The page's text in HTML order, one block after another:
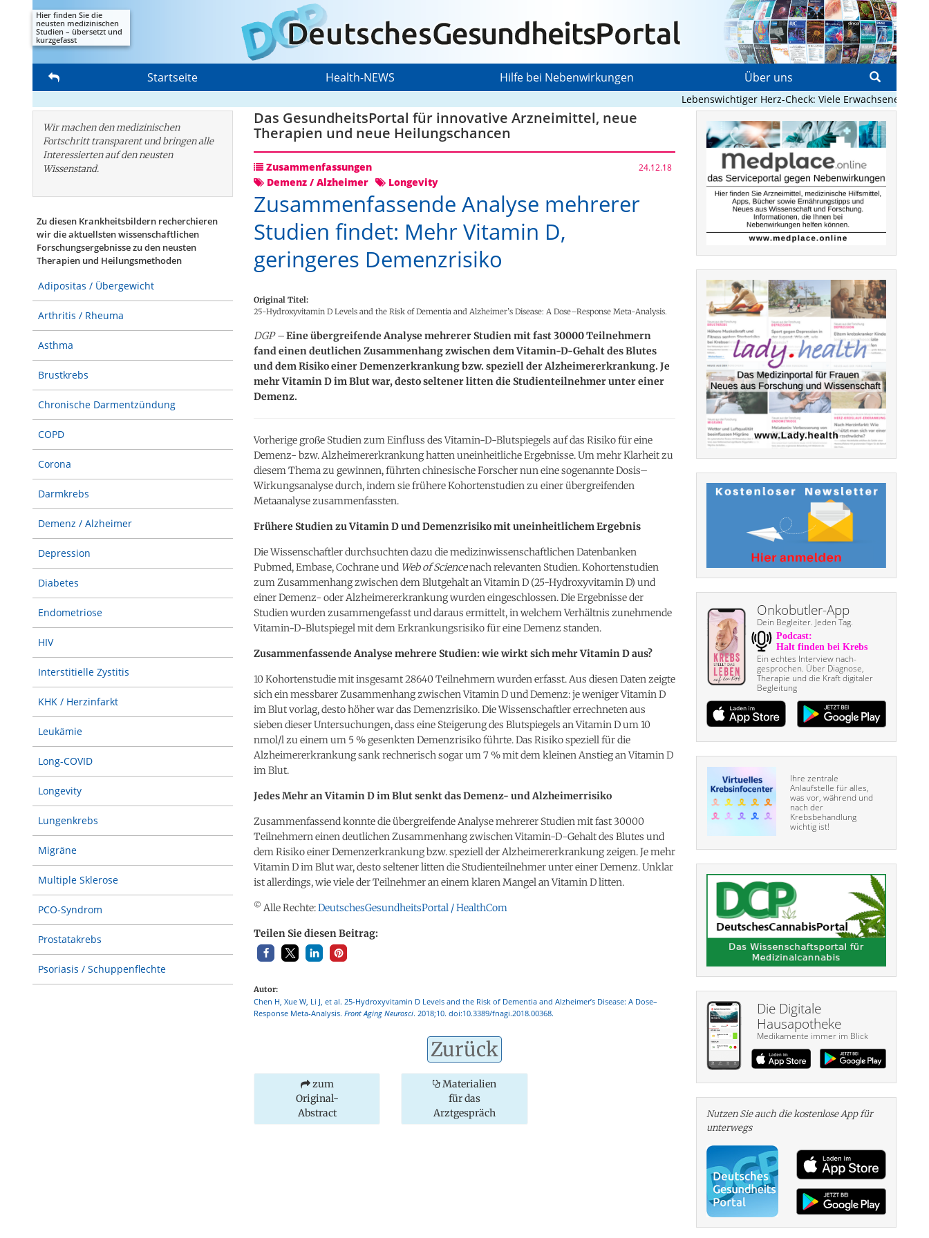
Hier finden Sie die
neusten medizinischen
Studien – übersetzt und
kurzgefasst
Startseite Health-NEWS Hilfe bei Nebenwirkungen Über uns
Lebenswichtiger Herz-Check: Viele Erwachsene mit
Wir machen den medizinischen
Fortschritt transparent und bringen alle
Interessierten auf den neusten
Wissenstand.
Zu diesen Krankheitsbildern recherchieren
wir die aktuellsten wissenschaftlichen
Forschungs­ergebnisse zu den neusten
Therapien und Heilungsmethoden
Adipositas / Übergewicht
Arthritis / Rheuma
Asthma
Brustkrebs
Chronische Darmentzündung
COPD
Corona
Darmkrebs
Demenz / Alzheimer
Depression
Diabetes
Endometriose
HIV
Interstitielle Zystitis
KHK / Herzinfarkt
Leukämie
Long-COVID
Longevity
Lungenkrebs
Migräne
Multiple Sklerose
PCO-Syndrom
Prostatakrebs
Psoriasis / Schuppenflechte
Das GesundheitsPortal für innovative Arzneimittel, neue
Therapien und neue Heilungschancen
Zusammenfassungen 24.12.18
Demenz / Alzheimer Longevity
Zusammenfassende Analyse mehrerer
Studien findet: Mehr Vitamin D,
geringeres Demenzrisiko
Original Titel:
25-Hydroxyvitamin D Levels and the Risk of Dementia and Alzheimer’s Disease: A Dose–Response Meta-Analysis.
DGP –Eine übergreifende Analyse mehrerer Studien mit fast 30000 Teilnehmern
fand einen deutlichen Zusammenhang zwischen dem Vitamin-D-Gehalt des Blutes
und dem Risiko einer Demenzerkrankung bzw. speziell der Alzheimererkrankung. Je
mehr Vitamin D im Blut war, desto seltener litten die Studienteilnehmer unter einer
Demenz.
Vorherige große Studien zum Einfluss des Vitamin-D-Blutspiegels auf das Risiko für eine
Demenz- bzw. Alzheimererkrankung hatten uneinheitliche Ergebnisse. Um mehr Klarheit zu
diesem Thema zu gewinnen, führten chinesische Forscher nun eine sogenannte Dosis–
Wirkungsanalyse durch, indem sie frühere Kohortenstudien zu einer übergreifenden
Metaanalyse zusammenfassten.
Frühere Studien zu Vitamin D und Demenzrisiko mit uneinheitlichem Ergebnis
Die Wissenschaftler durchsuchten dazu die medizinwissenschaftlichen Datenbanken
Pubmed, Embase, Cochrane und Web of Sciencenach relevanten Studien. Kohortenstudien
zum Zusammenhang zwischen dem Blutgehalt an Vitamin D (25-Hydroxyvitamin D) und
einer Demenz- oder Alzheimererkrankung wurden eingeschlossen. Die Ergebnisse der
Studien wurden zusammengefasst und daraus ermittelt, in welchem Verhältnis zunehmende
Vitamin-D-Blutspiegel mit dem Erkrankungsrisiko für eine Demenz standen.
Zusammenfassende Analyse mehrere Studien: wie wirkt sich mehr Vitamin D aus?
10 Kohortenstudie mit insgesamt 28640 Teilnehmern wurden erfasst. Aus diesen Daten zeigte
sich ein messbarer Zusammenhang zwischen Vitamin D und Demenz: je weniger Vitamin D
im Blut vorlag, desto höher war das Demenzrisiko. Die Wissenschaftler errechneten aus
sieben dieser Untersuchungen, dass eine Steigerung des Blutspiegels an Vitamin D um 10
nmol/l zu einem um 5 % gesenkten Demenzrisiko führte. Das Risiko speziell für die
Alzheimererkrankung sank rechnerisch sogar um 7 % mit dem kleinen Anstieg an Vitamin D
im Blut.
Jedes Mehr an Vitamin D im Blut senkt das Demenz- und Alzheimerrisiko
Zusammenfassend konnte die übergreifende Analyse mehrerer Studien mit fast 30000
Teilnehmern einen deutlichen Zusammenhang zwischen Vitamin-D-Gehalt des Blutes und
dem Risiko einer Demenzerkrankung bzw. speziell der Alzheimererkrankung zeigen. Je mehr
Vitamin D im Blut war, desto seltener litten die Studienteilnehmer unter einer Demenz. Unklar
ist allerdings, wie viele der Teilnehmer an einem klaren Mangel an Vitamin D litten.
© Alle Rechte:DeutschesGesundheitsPortal / HealthCom
Teilen Sie diesen Beitrag:
Autor:
Chen H, Xue W, Li J, et al. 25-Hydroxyvitamin D Levels and the Risk of Dementia and Alzheimer’s Disease: A Dose–
Response Meta-Analysis. Front Aging Neurosci. 2018;10. doi:10.3389/fnagi.2018.00368.
Zurück
zum
Original-
Abstract
Materialien
für das
Arztgespräch
Onkobutler-App
Dein Begleiter. Jeden Tag.
Ein echtes Interview nach­
gesprochen. Über Diagnose,
Therapie und die Kraft digitaler
Begleitung
Ihre zentrale
Anlaufstelle für alles,
was vor, während und
nach der
Krebsbehandlung
wichtig ist!
Die Digitale
Hausapotheke
Medikamente immer im Blick
Nutzen Sie auch die kosten­lose App für
unterwegs